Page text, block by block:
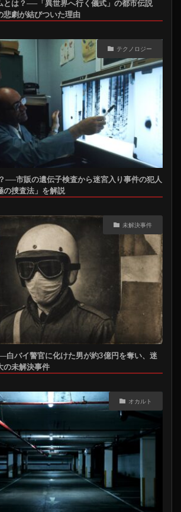
とは？──「異世界へ行く儀式」の都市伝説
悲劇が結びついた理由
テクノロジー
──市販の遺伝子検査から迷宮入り事件の犯人
の捜査法」を解説
未解決事件
白バイ警官に化けた男が約3億円を奪い、迷
の未解決事件
オカルト